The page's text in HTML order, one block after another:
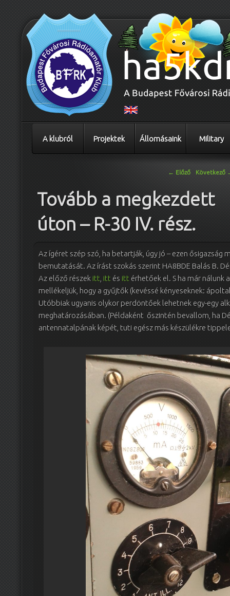
A klubról Projektek Állomásaink Military
← Előző Következő
Tovább a megkezdett
úton – R-30 IV. rész.
Az ígéret szép szó, ha betartják, úgy jó – ezen ősigazság
bemutatását. Az írást szokás szerint HA8BDE Balás B.
Az előző részek itt itt és itt érhetőek el. S ha már nálunk
mellékeljük, hogy a gyűjtők (kevéssé kényeseknek:
Utóbbiak ugyanis olykor perdöntőek lehetnek egy-egy
meghatározásában. (Példaként őszintén bevallom, ha
antennatalpának képét, tuti egész más készülékre